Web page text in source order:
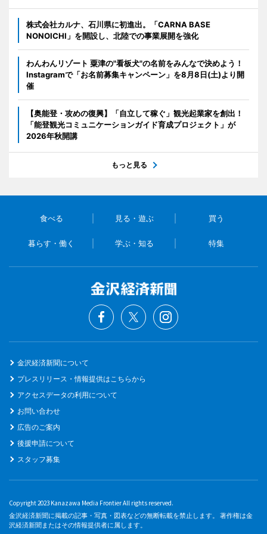
株式会社カルナ、石川県に初進出。「CARNA BASE
NONOICHI」を開設し、北陸での事業展開を強化
わんわんリゾート 粟津の"看板犬"の名前をみんなで決めよう！
Instagramで「お名前募集キャンペーン」を8月8日(土)より開
催
【奥能登・攻めの復興】「自立して稼ぐ」観光起業家を創出！
「能登観光コミュニケーションガイド育成プロジェクト」が
2026年秋開講
もっと見る
食べる 見る・遊ぶ 買う
暮らす・働く 学ぶ・知る 特集
金沢経済新聞について
プレスリリース・情報提供はこちらから
アクセスデータの利用について
お問い合わせ
広告のご案内
後援申請について
スタッフ募集
Copyright 2023 Kanazawa Media Frontier All rights reserved.
金沢経済新聞に掲載の記事・写真・図表などの無断転載を禁止します。 著作権は金
沢経済新聞またはその情報提供者に属します。